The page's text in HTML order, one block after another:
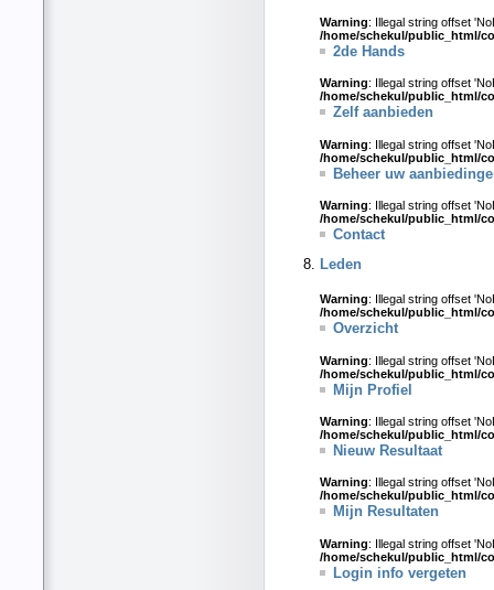
Warning: Illegal string offset
/home/schekul/public_html/
2de Hands
Warning: Illegal string offset
/home/schekul/public_html/
Zelf aanbieden
Warning: Illegal string offset
/home/schekul/public_html/
Beheer uw
Warning: Illegal string offset
/home/schekul/public_html/
Contact
Leden
Warning: Illegal string offset
/home/schekul/public_html/
Overzicht
Warning: Illegal string offset
/home/schekul/public_html/
Mijn Profiel
Warning: Illegal string offset
/home/schekul/public_html/
Nieuw Resultaat
Warning: Illegal string offset
/home/schekul/public_html/
Mijn Resultaten
Warning: Illegal string offset
/home/schekul/public_html/
Login info vergeten